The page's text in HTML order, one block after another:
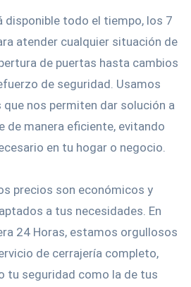
disponible todo el tiempo, los 7
atender cualquier situación de
de puertas hasta cambios
de seguridad. Usamos
nos permiten dar solución a
de manera eficiente, evitando
en tu hogar o negocio.
precios son económicos y
a tus necesidades. En
24 Horas, estamos orgullosos
de cerrajería completo,
tu seguridad como la de tus